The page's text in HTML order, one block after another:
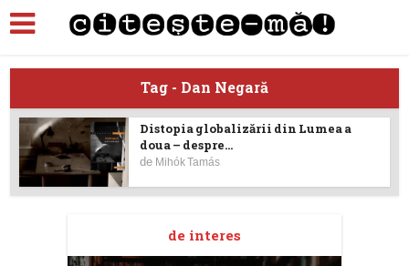
Tag - Dan Negară
Distopia globalizării din Lumea a
doua – despre...
de Mihók Tamás
de interes